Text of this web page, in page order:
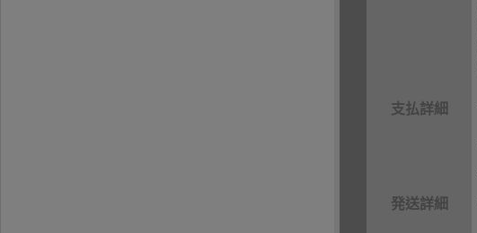
支払詳細
発送詳細